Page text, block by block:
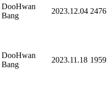
DooHwan
Bang
2023.12.04 2476
DooHwan
Bang
2023.11.18 1959